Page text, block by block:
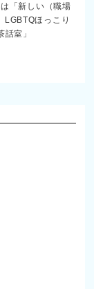
「新しい（職場
LGBTQほっこり
室」